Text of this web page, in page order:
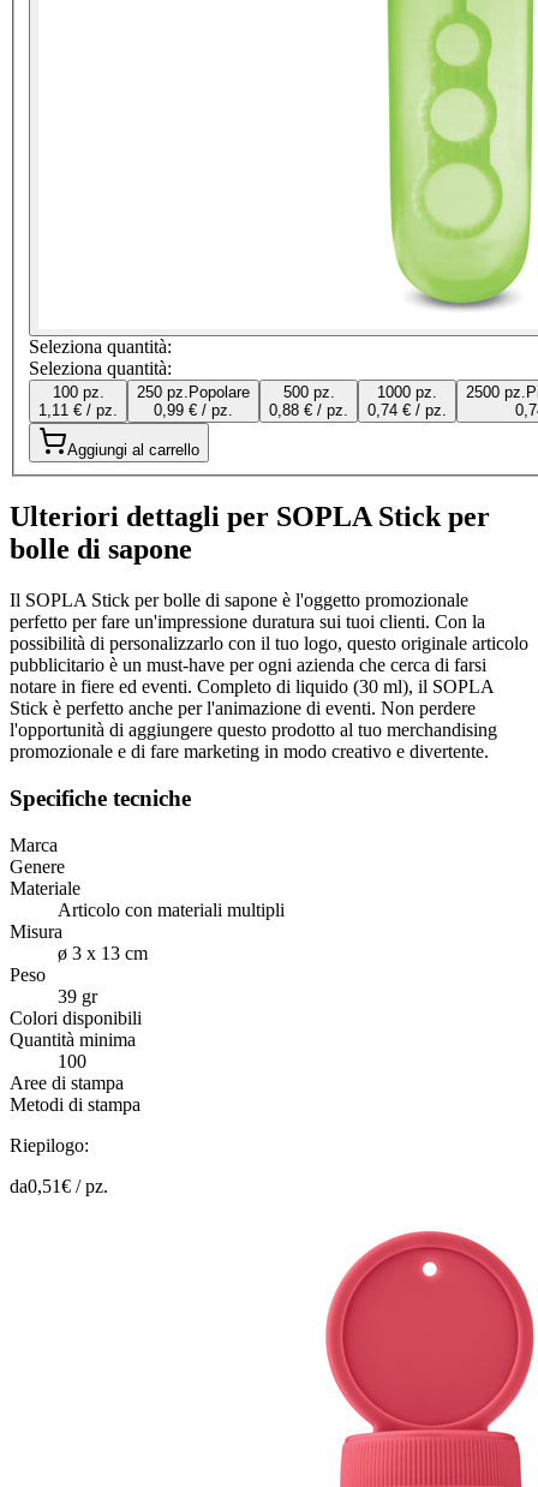
Seleziona quantità:
Seleziona quantità:
100 pz.
1,11 € / pz.
250 pz. Popolare
0,99 € / pz.
500 pz.
0,88 € / pz.
1000 pz.
0,74 € / pz.
2500 pz.
Aggiungi al carrello
Ulteriori dettagli per SOPLA Stick per
bolle di sapone
Il SOPLA Stick per bolle di sapone è l'oggetto promozionale
perfetto per fare un'impressione duratura sui tuoi clienti. Con la
possibilità di personalizzarlo con il tuo logo, questo originale articolo
pubblicitario è un must-have per ogni azienda che cerca di farsi
notare in fiere ed eventi. Completo di liquido (30 ml), il SOPLA
Stick è perfetto anche per l'animazione di eventi. Non perdere
l'opportunità di aggiungere questo prodotto al tuo merchandising
promozionale e di fare marketing in modo creativo e divertente.
Specifiche tecniche
Marca
Genere
Materiale
Articolo con materiali multipli
Misura
ø 3 x 13 cm
Peso
39 gr
Colori disponibili
Quantità minima
100
Aree di stampa
Metodi di stampa
Riepilogo:
da0,51€ /pz.